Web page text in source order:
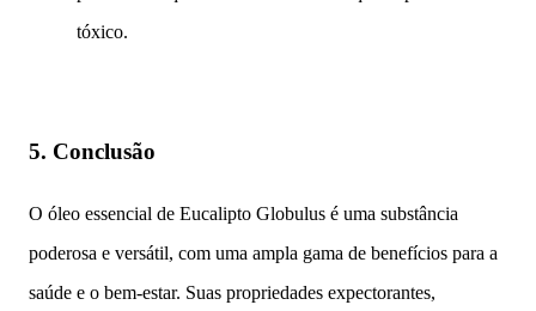
tóxico.
5. Conclusão
O óleo essencial de Eucalipto Globulus é uma substância
poderosa e versátil, com uma ampla gama de benefícios para a
saúde e o bem-estar. Suas propriedades expectorantes,